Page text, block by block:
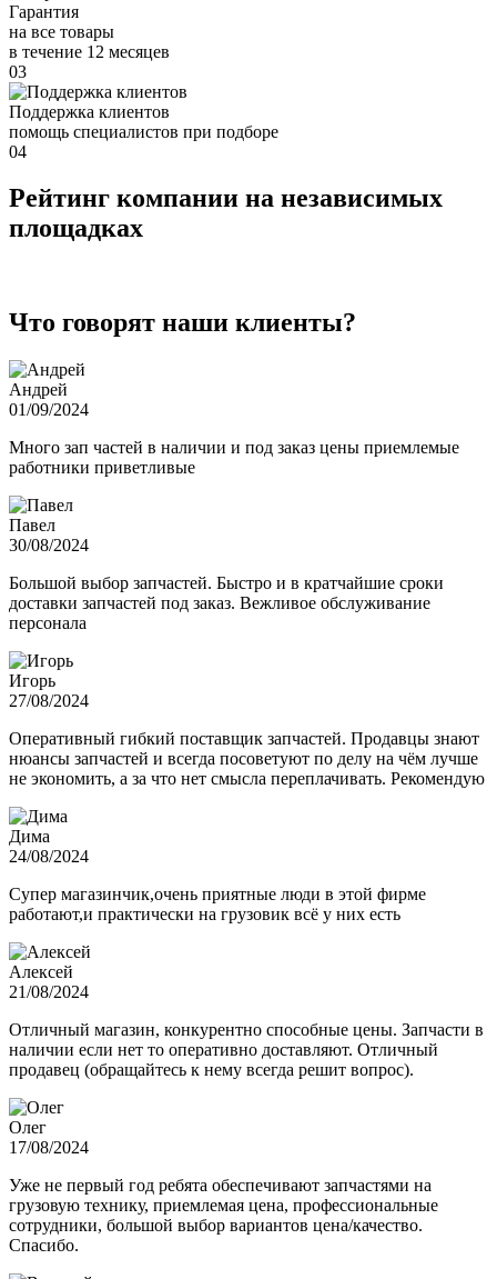
Гарантия
на все товары
в течение 12 месяцев
03
Поддержка клиентов
помощь специалистов при подборе
04
Рейтинг компании на независимых
площадках
Что говорят наши клиенты?
Андрей
01/09/2024
Много зап частей в наличии и под заказ цены приемлемые
работники приветливые
Павел
30/08/2024
Большой выбор запчастей. Быстро и в кратчайшие сроки
доставки запчастей под заказ. Вежливое обслуживание
персонала
Игорь
27/08/2024
Оперативный гибкий поставщик запчастей. Продавцы знают
нюансы запчастей и всегда посоветуют по делу на чём лучше
не экономить, а за что нет смысла переплачивать. Рекомендую
Дима
24/08/2024
Супер магазинчик,очень приятные люди в этой фирме
работают,и практически на грузовик всё у них есть
Алексей
21/08/2024
Отличный магазин, конкурентно способные цены. Запчасти в
наличии если нет то оперативно доставляют. Отличный
продавец (обращайтесь к нему всегда решит вопрос).
Олег
17/08/2024
Уже не первый год ребята обеспечивают запчастями на
грузовую технику, приемлемая цена, профессиональные
сотрудники, большой выбор вариантов цена/качество.
Спасибо.